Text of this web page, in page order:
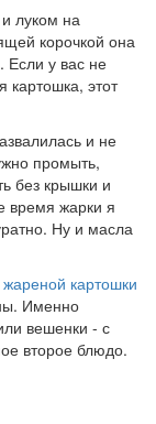
луком на
корочкой она
у вас не
картошка, этот
и не
промыть,
без крышки и
время жарки я
Ну и масла
картошки
Именно
вешенки - с
второе блюдо.